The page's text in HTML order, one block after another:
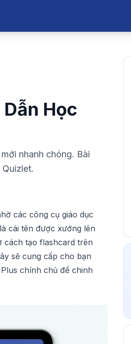
Học
nhanh chóng. Bài
các công cụ giáo dục
cái tên được xướng lên
cách tạo flashcard trên
sẽ cung cấp cho bạn
chính chủ để chinh